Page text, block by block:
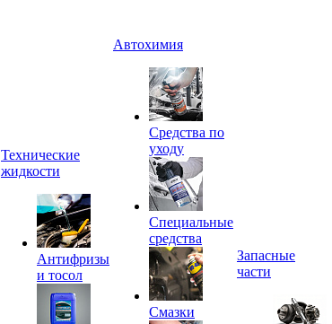
Технические
жидкости
Антифризы
и тосол
Автохимия
Средства по
уходу
Специальные
средства
Смазки
Запасные
части